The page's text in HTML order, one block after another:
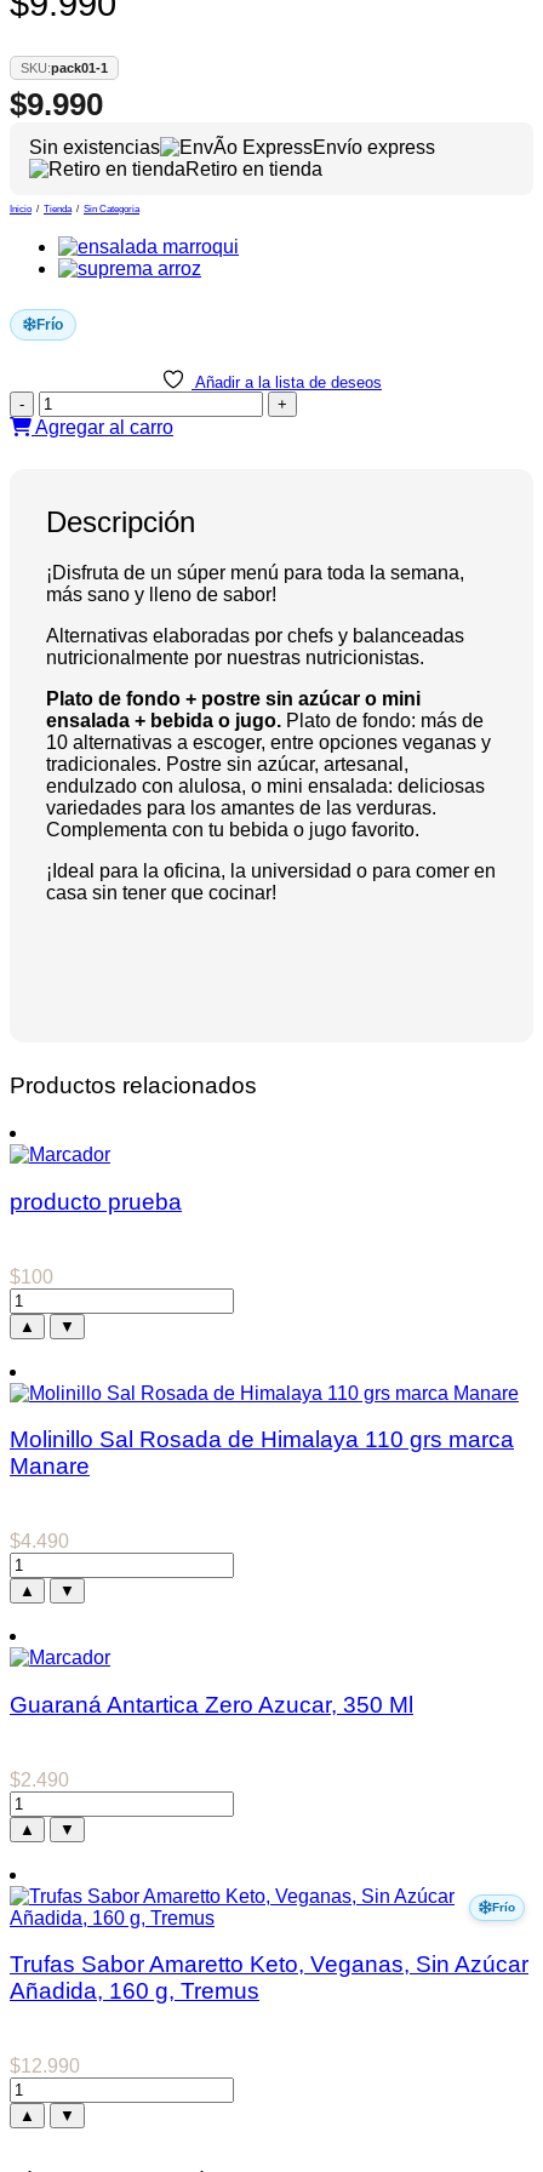
SKU:pack01-1
$9.990
Sin existencias
Envío express
Retiro en tienda
Inicio / Tienda / Sin Categoria
Frío
Añadir a la lista de deseos
Menú
Almuerzo
Ejecutivo
cantidad
Agregar al carro
Descripción
¡Disfruta de un súper menú para toda la semana,
más sano y lleno de sabor!
Alternativas elaboradas por chefs y balanceadas
nutricionalmente por nuestras nutricionistas.
Plato de fondo + postre sin azúcar o mini
ensalada + bebida o jugo. Plato de fondo: más de
10 alternativas a escoger, entre opciones veganas y
tradicionales. Postre sin azúcar, artesanal,
endulzado con alulosa, o mini ensalada: deliciosas
variedades para los amantes de las verduras.
Complementa con tu bebida o jugo favorito.
¡Ideal para la oficina, la universidad o para comer en
casa sin tener que cocinar!
Productos relacionados
producto prueba
$100
▲ ▼
Molinillo Sal Rosada de Himalaya 110 grs marca
Manare
$4.490
▲ ▼
Guaraná Antartica Zero Azucar, 350 Ml
$2.490
▲ ▼
Frío
Trufas Sabor Amaretto Keto, Veganas, Sin Azúcar
Añadida, 160 g, Tremus
$12.990
▲ ▼